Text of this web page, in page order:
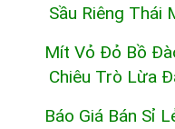
Sầu Riêng Thái
Mít Vỏ Đỏ Bồ
Chiêu Trò Lừa
Báo Giá Bán Sỉ